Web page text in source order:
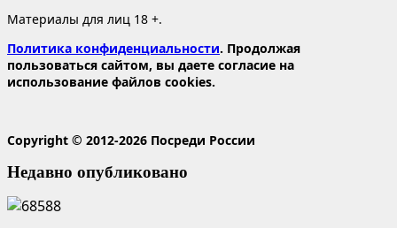
Материалы для лиц 18 +.
Политика конфиденциальности. Продолжая
пользоваться сайтом, вы даете согласие на
использование файлов cookies.
Copyright © 2012-2026 Посреди России
Недавно опубликовано